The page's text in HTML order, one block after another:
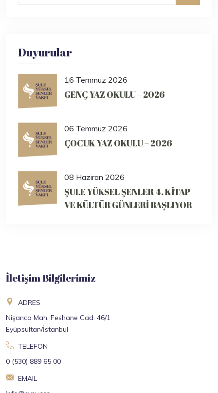
Duyurular
16 Temmuz 2026
GENÇ YAZ OKULU – 2026
06 Temmuz 2026
ÇOCUK YAZ OKULU – 2026
08 Haziran 2026
ŞULE YÜKSEL ŞENLER 4. KİTAP
VE KÜLTÜR GÜNLERİ BAŞLIYOR
İletişim Bilgilerimiz
ADRES
Nişanca Mah. Feshane Cad. 46/1
Eyüpsultan/İstanbul
TELEFON
0 (530) 889 65 00
EMAIL